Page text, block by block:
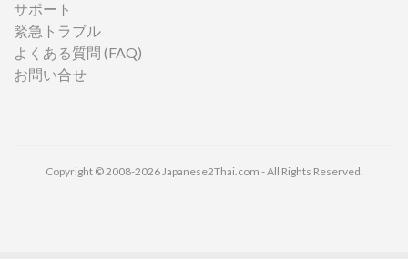
サポート
緊急トラブル
よくある質問 (FAQ)
お問い合せ
Copyright © 2008-2026 Japanese2Thai.com - All Rights Reserved.